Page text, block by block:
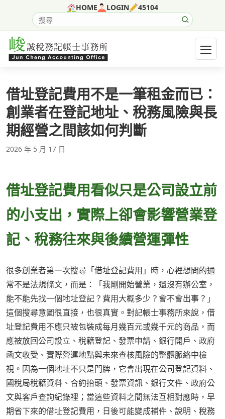
HOME LOGIN 45104
搜尋網站內容
開啟
借址登記費用不是一筆租金而已：
創業者在登記地址、稅務風險與長
期經營之間該如何判斷
2026 年 5 月 17 日
借址登記費用看似只是公司設立前
的小支出，實際上卻會影響營業登
記、稅務往來與後續營運彈性
很多創業者第一次搜尋「借址登記費用」時，心裡想問的通
常不是法規條文，而是：「我剛開始營業，還沒有辦公室，
能不能先找一個地址登記？費用大概多少？會不會出事？」
這個搜尋意圖很直接，也很真實。對記帳士事務所來說，借
址登記費用不應只被包裝成每月幾百元或幾千元的商品，而
應被放回公司設立、稅籍登記、發票申請、銀行開戶、政府
函文收受、實際營運地點與未來查核風險的整體脈絡中檢
視。因為一個地址不只是門牌，它會出現在公司登記資料、
國稅局稅籍資料、合約抬頭、發票資訊、銀行文件、政府公
文與客戶查詢紀錄裡；當這些資料之間無法互相對應時，早
期省下來的借址登記費用，日後可能變成補件、說明、稅務